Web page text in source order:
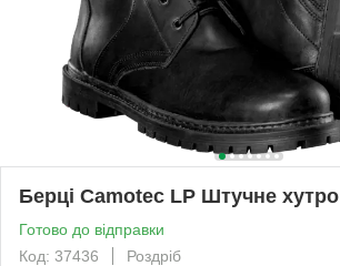
Берцi Camotec LP Штучне хутро
Готово до відправки
Код: 37436
Роздріб